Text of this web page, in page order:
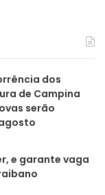
dos
de Campina
serão
e garante vaga